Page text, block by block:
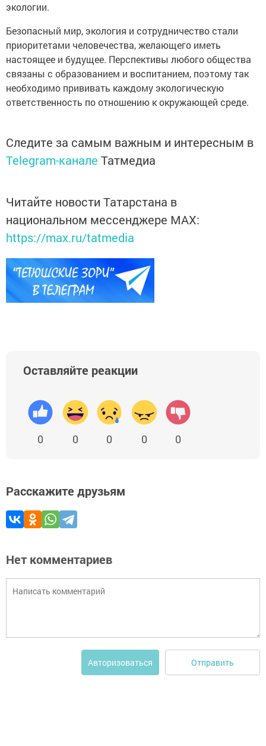
экологии.
Безопасный мир, экология и сотрудничество стали
приоритетами человечества, желающего иметь
настоящее и будущее. Перспективы любого общества
связаны с образованием и воспитанием, поэтому так
необходимо прививать каждому экологическую
ответственность по отношению к окружающей среде.
Следите за самым важным и интересным в
Telegram-канале Татмедиа
Читайте новости Татарстана в
национальном мессенджере MАХ:
https://max.ru/tatmedia
Оставляйте реакции
0 0 0 0 0
Расскажите друзьям
Нет комментариев
Авторизоваться Отправить